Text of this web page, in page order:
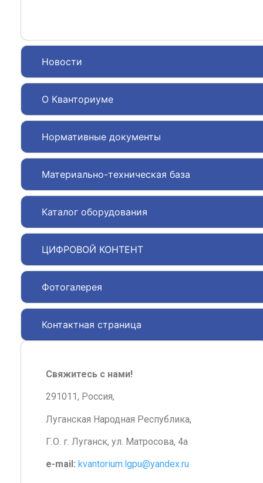
Новости
О Кванториуме
Нормативные документы
Материально-техническая база
Каталог оборудования
ЦИФРОВОЙ КОНТЕНТ
Фотогалерея
Контактная страница
Свяжитесь с нами!
291011, Россия,
Луганская Народная Республика,
Г.О. г. Луганск, ул. Матросова, 4а
e-mail: kvantorium.lgpu@yandex.ru